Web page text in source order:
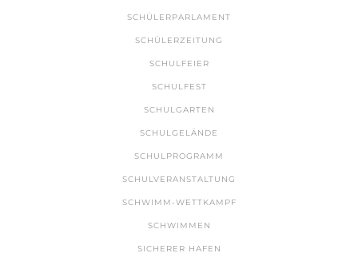
SCHÜLERPARLAMENT
SCHÜLERZEITUNG
SCHULFEIER
SCHULFEST
SCHULGARTEN
SCHULGELÄNDE
SCHULPROGRAMM
SCHULVERANSTALTUNG
SCHWIMM-WETTKAMPF
SCHWIMMEN
SICHERER HAFEN